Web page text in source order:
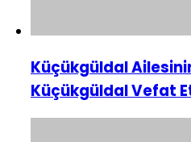
Küçükgüldal
Küçükgüldal Vefat